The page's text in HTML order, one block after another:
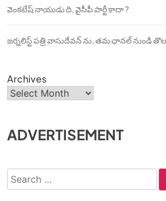
వెంకటేష్ నాయుడు ది, వైసీపీ పార్టీ కాదా ?
జర్నలిస్ట్ పత్రి వాసుదేవన్ ను, తమ ఛానల్ నుండి
Archives
ADVERTISEMENT
Search
for: